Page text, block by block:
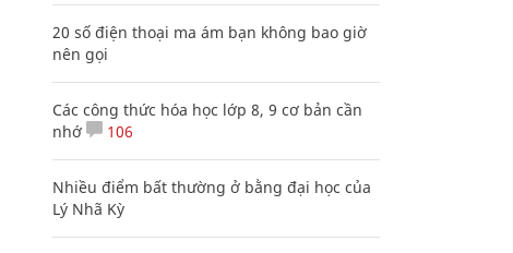
20 số điện thoại ma ám bạn không bao giờ
nên gọi
Các công thức hóa học lớp 8, 9 cơ bản cần
nhớ
106
Nhiều điểm bất thường ở bằng đại học của
Lý Nhã Kỳ